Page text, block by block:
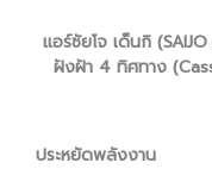
แอร์ซัยโจ เด็นกิ
ฝังฝ้า 4 ทิศทาง
ประหยัดพลังงาน